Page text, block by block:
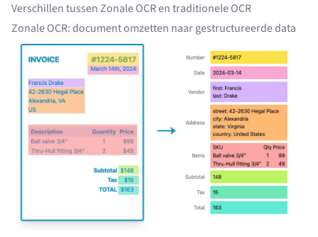
Verschillen tussen Zonale OCR en traditionele OCR
Zonale OCR: document omzetten naar gestructureerde data